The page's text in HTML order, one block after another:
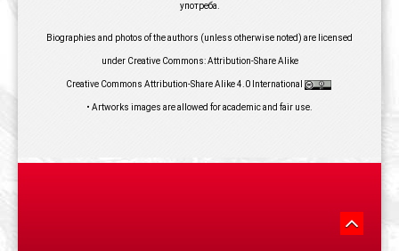
употреба.
Biographies and photos of the authors (unless otherwise noted) are licensed
under Creative Commons: Attribution-Share Alike
Creative Commons Attribution-Share Alike 4.0 International
• Artworks images are allowed for academic and fair use.